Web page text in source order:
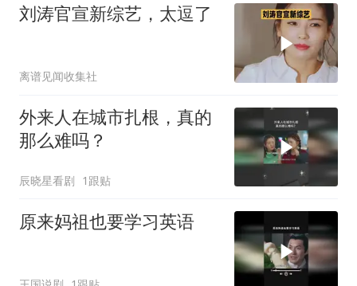
刘涛官宣新综艺，太逗了
离谱见闻收集社
外来人在城市扎根，真的
那么难吗？
辰晓星看剧 1跟贴
原来妈祖也要学习英语